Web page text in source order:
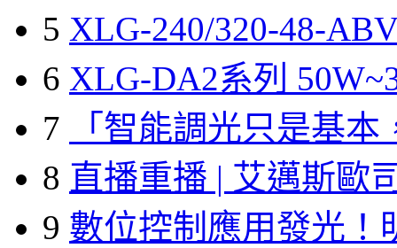
5 XLG-240/320-48-
6 XLG-DA2系列
7
「智能調光只是基本
8 直播重播 | 艾邁斯歐
9 數位控制應用發光！